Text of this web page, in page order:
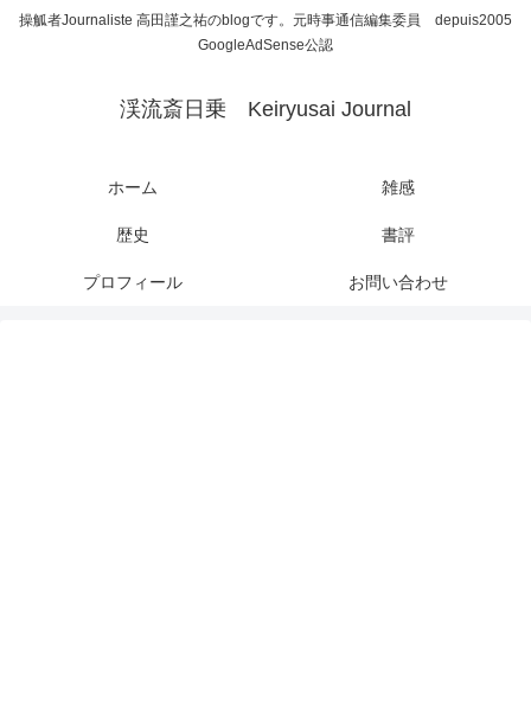
操觚者Journaliste 高田謹之祐のblogです。元時事通信編集委員 depuis2005
GoogleAdSense公認
渓流斎日乗 Keiryusai Journal
ホーム 雑感
歴史 書評
プロフィール お問い合わせ